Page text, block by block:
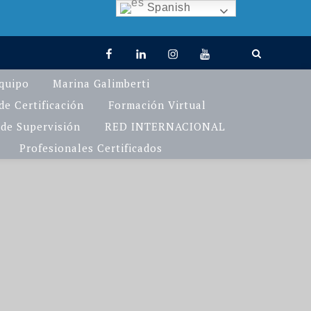
facebooklinkedinInstagram
You
Tube
TikTok
Marina Galimberti
Certificación
Formación Virtual
Supervisión
RED INTERNACIONAL
Profesionales Certificados
Spanish